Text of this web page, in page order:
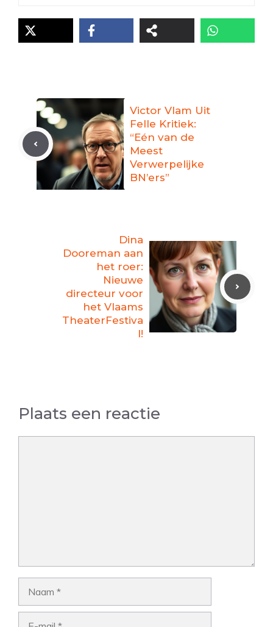
Victor Vlam Uit
Felle Kritiek:
“Eén van de
Meest
Verwerpelijke
BN’ers”
Dina
Dooreman aan
het roer:
Nieuwe
directeur voor
het Vlaams
TheaterFestiva
l!
Plaats een reactie